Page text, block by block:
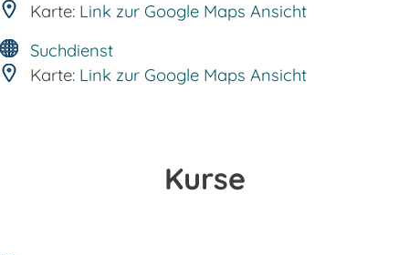
Karte: Link zur Google Maps Ansicht
Suchdienst
Karte: Link zur Google Maps Ansicht
Kurse